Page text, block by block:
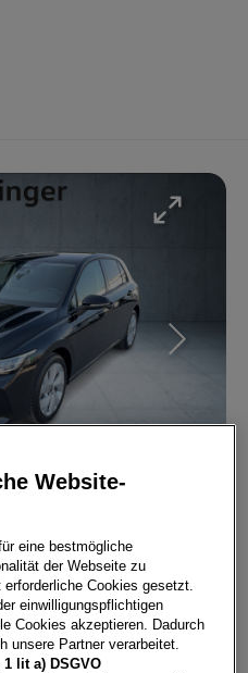
150 kW
Kredit
Website-
eine bestmögliche
der Webseite zu
erforderliche Cookies gesetzt.
einwilligungspflichtigen
Cookies akzeptieren. Dadurch
unsere Partner verarbeitet.
lit a) DSGVO